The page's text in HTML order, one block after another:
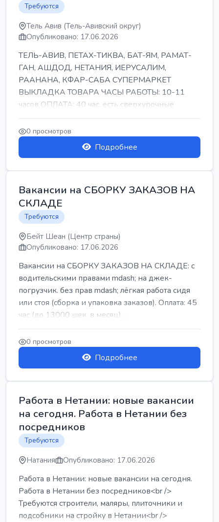
Требуются
Тель Авив (Тель-Авивский округ)
Опубликовано: 17.06.2026
ТЕЛЬ-АВИВ, ПЕТАХ-ТИКВА, БАТ-ЯМ, РАМАТ-
ГАН, АШДОД, НЕТАНИЯ, ИЕРУСАЛИМ,
РААНАНА, КФАР-САБА СУПЕРМАРКЕТ
ВЫКЛАДКА ТОВАРА ЧАСЫ РАБОТЫ: 10-11
часов ОПЛАТА: 40 час, есть сверхурочные
ПИТАНИЕ ЕСТЬ Для синих б...
0 просмотров
Подробнее
Вакансии на СБОРКУ ЗАКАЗОВ НА
СКЛАДЕ
Требуются
Бейт Шеан (Центр страны)
Опубликовано: 17.06.2026
Вакансии на СБОРКУ ЗАКАЗОВ НА СКЛАДЕ: с
водительскими правами mdash; на джек-
погрузчик. без прав mdash; лёгкая работа сидя
или стоя (сборка и упаковка заказов). Оплата: 45
час (до 13000 шек. в месяц) ...
0 просмотров
Подробнее
Работа в Нетании: новые вакансии
на сегодня. Работа в Нетании без
посредников
Требуются
Натания Опубликовано: 17.06.2026
Работа в Нетании: новые вакансии на сегодня.
Работа в Нетании без посредников<br />
Требуются строители, маляры, плиточники и
подсобники на стройку в Нетании<br />